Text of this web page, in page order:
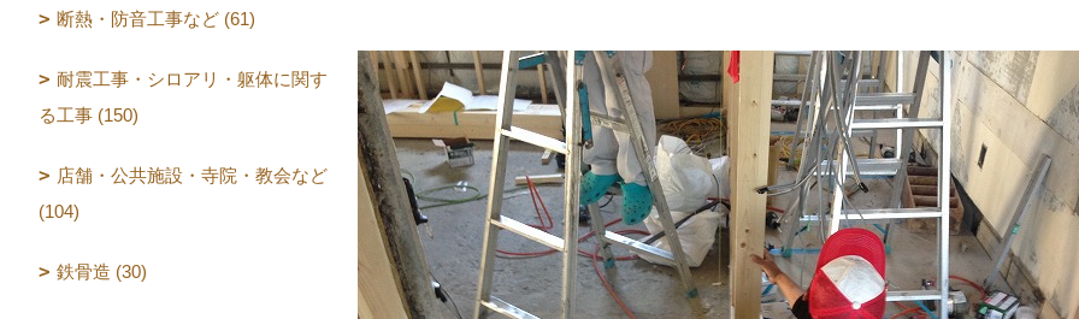
断熱・防音工事など (61)
耐震工事・シロアリ・躯体に関す
る工事 (150)
店舗・公共施設・寺院・教会など
(104)
鉄骨造 (30)